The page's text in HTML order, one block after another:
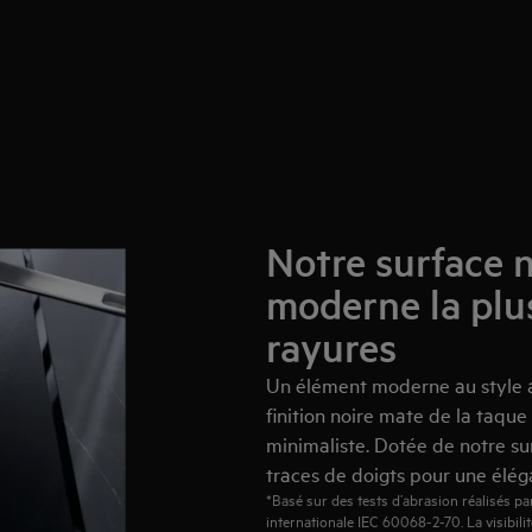
Notre surface
moderne la
rayures
Un élément moderne au
finition noire mate de la
minimaliste. Dotée de notre
traces de doigts pour une
*Basé sur des tests d’abrasion réalisés
internationale IEC 60068-2-70. La